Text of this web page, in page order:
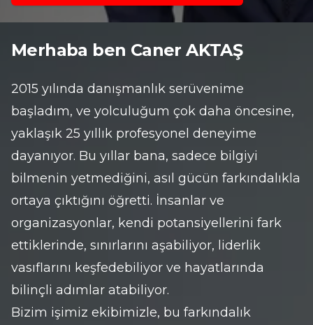
Merhaba ben Caner AKTAŞ
2015 yılında danışmanlık serüvenime
başladım, ve yolculuğum çok daha öncesine,
yaklaşık 25 yıllık profesyonel deneyime
dayanıyor. Bu yıllar bana, sadece bilgiyi
bilmenin yetmediğini, asıl gücün farkındalıkla
ortaya çıktığını öğretti. İnsanlar ve
organizasyonlar, kendi potansiyellerini fark
ettiklerinde, sınırlarını aşabiliyor, liderlik
vasıflarını keşfedebiliyor ve hayatlarında
bilinçli adımlar atabiliyor.
Bizim işimiz ekibimizle, bu farkındalık